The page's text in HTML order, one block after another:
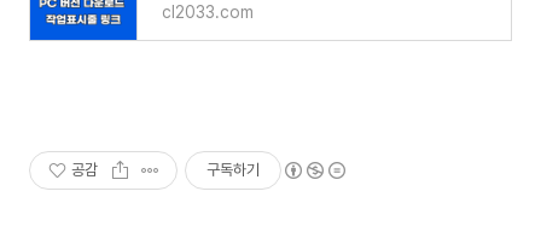
cl2033.com
공감 구독하기